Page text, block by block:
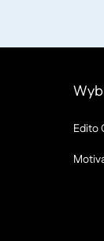
Edito